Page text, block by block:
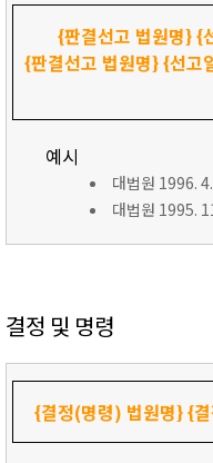
{판결선고 법원명}{
{판결선고 법원명}{선고
예시
대법원 1996.
대법원 1995.
결정 및 명령
{결정(명령) 법원명}{